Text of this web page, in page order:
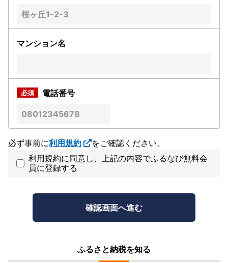
マンション名
電話番号
必ず事前に利用規約
をご確認ください。
利用規約に同意し、上記の内容でふるなび無料会
員に登録する
ふるさと納税を知る